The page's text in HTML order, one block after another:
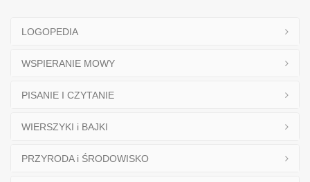
LOGOPEDIA
WSPIERANIE MOWY
PISANIE I CZYTANIE
WIERSZYKI i BAJKI
PRZYRODA i ŚRODOWISKO